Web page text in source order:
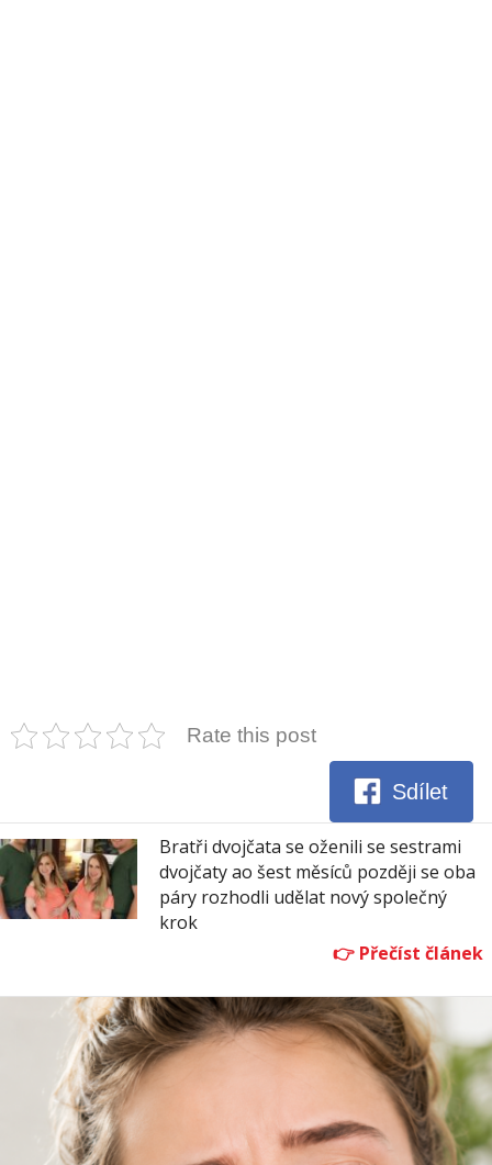
Rate this post
Sdílet
Bratři dvojčata se oženili se sestrami
dvojčaty ao šest měsíců později se oba
páry rozhodli udělat nový společný
krok